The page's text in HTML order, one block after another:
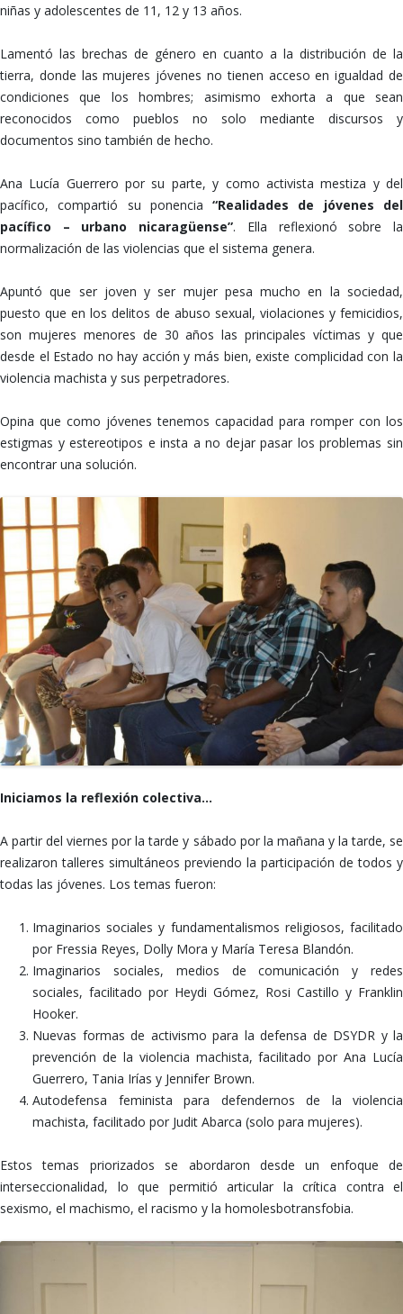
niñas y adolescentes de 11, 12 y 13 años.
Lamentó las brechas de género en cuanto a la distribución de la
tierra, donde las mujeres jóvenes no tienen acceso en igualdad de
condiciones que los hombres; asimismo exhorta a que sean
reconocidos como pueblos no solo mediante discursos y
documentos sino también de hecho.
Ana Lucía Guerrero por su parte, y como activista mestiza y del
pacífico, compartió su ponencia“Realidades de jóvenes del
pacífico – urbano nicaragüense”. Ella reflexionó sobre la
normalización de las violencias que el sistema genera.
Apuntó que ser joven y ser mujer pesa mucho en la sociedad,
puesto que en los delitos de abuso sexual, violaciones y femicidios,
son mujeres menores de 30 años las principales víctimas y que
desde el Estado no hay acción y más bien, existe complicidad con la
violencia machista y sus perpetradores.
Opina que como jóvenes tenemos capacidad para romper con los
estigmas y estereotipos e insta a no dejar pasar los problemas sin
encontrar una solución.
Iniciamos la reflexión colectiva…
A partir del viernes por la tarde y sábado por la mañana y la tarde, se
realizaron talleres simultáneos previendo la participación de todos y
todas las jóvenes. Los temas fueron:
Imaginarios sociales y fundamentalismos religiosos, facilitado
por Fressia Reyes, Dolly Mora y María Teresa Blandón.
Imaginarios sociales, medios de comunicación y redes
sociales, facilitado por Heydi Gómez, Rosi Castillo y Franklin
Hooker.
Nuevas formas de activismo para la defensa de DSYDR y la
prevención de la violencia machista, facilitado por Ana Lucía
Guerrero, Tania Irías y Jennifer Brown.
Autodefensa feminista para defendernos de la violencia
machista, facilitado por Judit Abarca (solo para mujeres).
Estos temas priorizados se abordaron desde un enfoque de
interseccionalidad, lo que permitió articular la crítica contra el
sexismo, el machismo, el racismo y la homolesbotransfobia.